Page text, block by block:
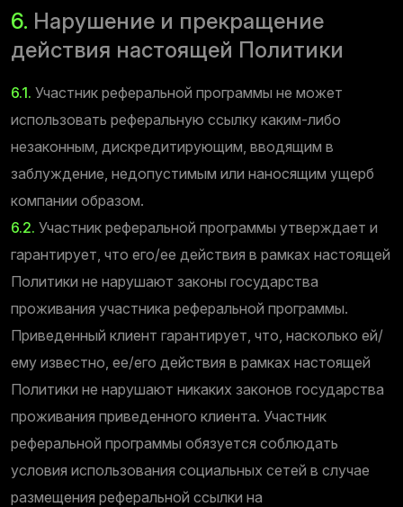
6. Нарушение и прекращение
действия настоящей Политики
6.1. Участник реферальной программы не может
использовать реферальную ссылку каким-либо
незаконным, дискредитирующим, вводящим в
заблуждение, недопустимым или наносящим ущерб
компании образом.
6.2. Участник реферальной программы утверждает и
гарантирует, что его/ее действия в рамках настоящей
Политики не нарушают законы государства
проживания участника реферальной программы.
Приведенный клиент гарантирует, что, насколько ей/
ему известно, ее/его действия в рамках настоящей
Политики не нарушают никаких законов государства
проживания приведенного клиента. Участник
реферальной программы обязуется соблюдать
условия использования социальных сетей в случае
размещения реферальной ссылки на